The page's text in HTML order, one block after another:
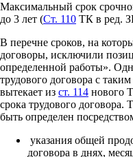
Максимальный срок
до 3 лет (Ст. 110 ТК в ред.
В перечне сроков, на
договоры, исключили
определенной работы».
трудового договора с
вытекает из ст. 114 нового
срока трудового договора.
быть определен
указания общей
договора в днях,